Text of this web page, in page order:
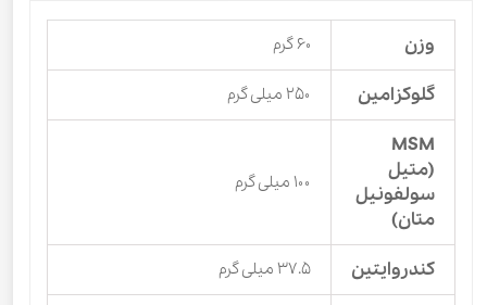
وزن ۶۰ گرم
گلوکزامین ۲۵۰ میلی گرم
MSM
(متیل
سولفونیل
متان)
۱۰۰ میلی گرم
کندروایتین ۳۷.۵ میلی گرم